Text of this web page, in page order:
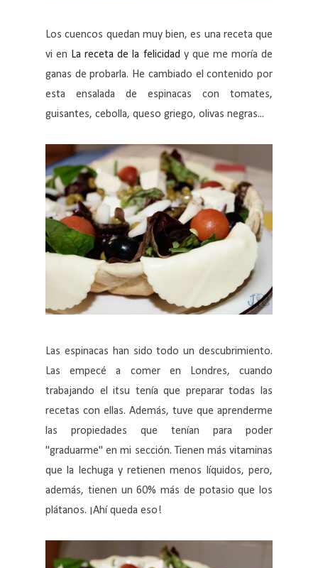
Los cuencos quedan muy bien, es una receta que
vi en La receta de la felicidad y que me moría de
ganas de probarla. He cambiado el contenido por
esta ensalada de espinacas con tomates,
guisantes, cebolla, queso griego, olivas negras...
Las espinacas han sido todo un descubrimiento.
Las empecé a comer en Londres, cuando
trabajando el itsu tenía que preparar todas las
recetas con ellas. Además, tuve que aprenderme
las propiedades que tenían para poder
"graduarme" en mi sección. Tienen más vitaminas
que la lechuga y retienen menos líquidos, pero,
además, tienen un 60% más de potasio que los
plátanos. ¡Ahí queda eso!